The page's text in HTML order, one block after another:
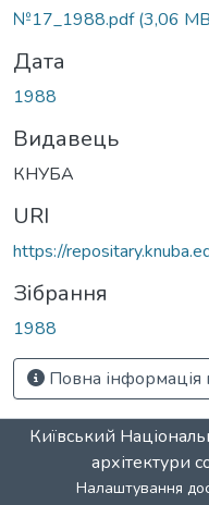
№17_1988.pdf(3,06
Дата
1988
Видавець
КНУБА
URI
https://
Зібрання
1988
Повна інформація
Київський
архітектури
Налаштування